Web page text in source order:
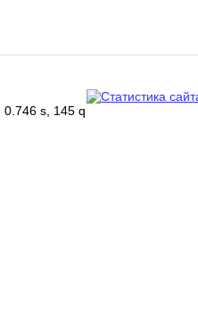
0.746 s, 145 q